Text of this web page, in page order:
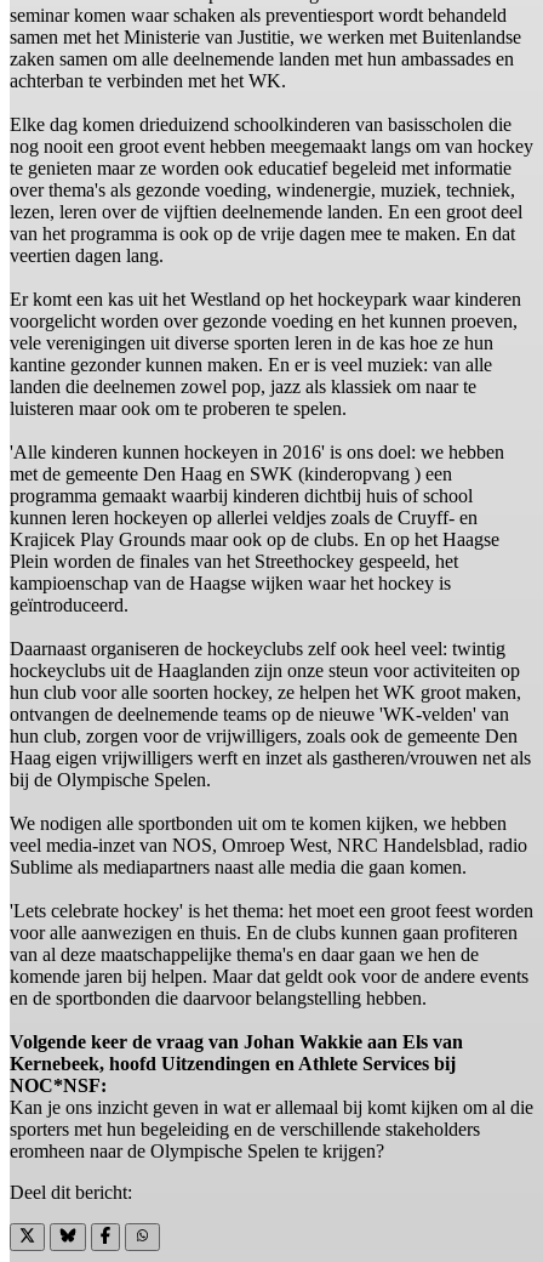
seminar komen waar schaken als preventiesport wordt behandeld
samen met het Ministerie van Justitie, we werken met Buitenlandse
zaken samen om alle deelnemende landen met hun ambassades en
achterban te verbinden met het WK.
Elke dag komen drieduizend schoolkinderen van basisscholen die
nog nooit een groot event hebben meegemaakt langs om van hockey
te genieten maar ze worden ook educatief begeleid met informatie
over thema's als gezonde voeding, windenergie, muziek, techniek,
lezen, leren over de vijftien deelnemende landen. En een groot deel
van het programma is ook op de vrije dagen mee te maken. En dat
veertien dagen lang.
Er komt een kas uit het Westland op het hockeypark waar kinderen
voorgelicht worden over gezonde voeding en het kunnen proeven,
vele verenigingen uit diverse sporten leren in de kas hoe ze hun
kantine gezonder kunnen maken. En er is veel muziek: van alle
landen die deelnemen zowel pop, jazz als klassiek om naar te
luisteren maar ook om te proberen te spelen.
'Alle kinderen kunnen hockeyen in 2016' is ons doel: we hebben
met de gemeente Den Haag en SWK (kinderopvang ) een
programma gemaakt waarbij kinderen dichtbij huis of school
kunnen leren hockeyen op allerlei veldjes zoals de Cruyff- en
Krajicek Play Grounds maar ook op de clubs. En op het Haagse
Plein worden de finales van het Streethockey gespeeld, het
kampioenschap van de Haagse wijken waar het hockey is
geïntroduceerd.
Daarnaast organiseren de hockeyclubs zelf ook heel veel: twintig
hockeyclubs uit de Haaglanden zijn onze steun voor activiteiten op
hun club voor alle soorten hockey, ze helpen het WK groot maken,
ontvangen de deelnemende teams op de nieuwe 'WK-velden' van
hun club, zorgen voor de vrijwilligers, zoals ook de gemeente Den
Haag eigen vrijwilligers werft en inzet als gastheren/vrouwen net als
bij de Olympische Spelen.
We nodigen alle sportbonden uit om te komen kijken, we hebben
veel media-inzet van NOS, Omroep West, NRC Handelsblad, radio
Sublime als mediapartners naast alle media die gaan komen.
'Lets celebrate hockey' is het thema: het moet een groot feest worden
voor alle aanwezigen en thuis. En de clubs kunnen gaan profiteren
van al deze maatschappelijke thema's en daar gaan we hen de
komende jaren bij helpen. Maar dat geldt ook voor de andere events
en de sportbonden die daarvoor belangstelling hebben.
Volgende keer de vraag van Johan Wakkie aan Els van
Kernebeek, hoofd Uitzendingen en Athlete Services bij
NOC*NSF:
Kan je ons inzicht geven in wat er allemaal bij komt kijken om al die
sporters met hun begeleiding en de verschillende stakeholders
eromheen naar de Olympische Spelen te krijgen?
Deel dit bericht: